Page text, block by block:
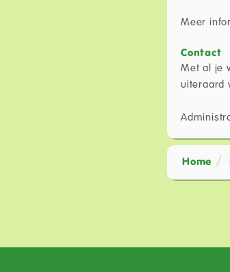
Meer
Contact
Met al je
uiteraard
Home